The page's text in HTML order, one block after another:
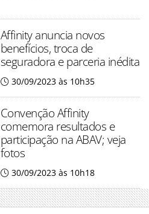
Affinity anuncia novos
benefícios, troca de
seguradora e parceria inédita
30/09/2023 às 10h35
Convenção Affinity
comemora resultados e
participação na ABAV; veja
fotos
30/09/2023 às 10h18